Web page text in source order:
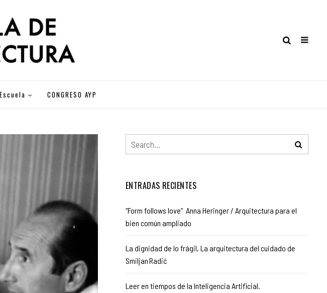
Escuela CONGRESO AYP
ENTRADAS RECIENTES
“Form follows love” Anna Heringer / Arquitectura para el
bien común ampliado
La dignidad de lo frágil, La arquitectura del cuidado de
Smiljan Radić
Leer en tiempos de la Inteligencia Artificial.